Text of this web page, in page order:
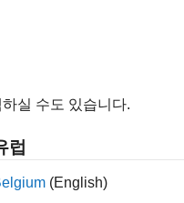
사와 시리즈를 기준으로
보에 대한 별도의 변수와
의료 볼륨 뷰어 (Medical
실 수도 있습니다.
럽
(English)